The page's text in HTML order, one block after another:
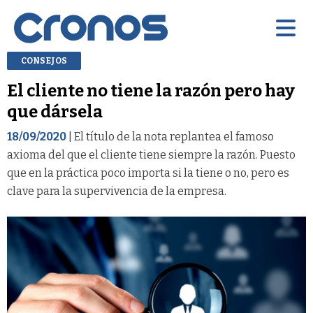
CONSEJOS
El cliente no tiene la razón pero hay
que dársela
18/09/2020 | El título de la nota replantea el famoso
axioma del que el cliente tiene siempre la razón. Puesto
que en la práctica poco importa si la tiene o no, pero es
clave para la supervivencia de la empresa.